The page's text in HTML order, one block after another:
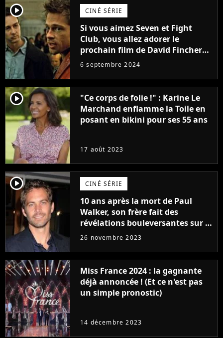
player2 CINÉ SÉRIE
Si vous aimez Seven et Fight
Club, vous allez adorer le
prochain film de David Fincher
avec lequel il se réinvente
complètement
6 septembre 2024
player2
"Ce corps de folie !" : Karine Le
Marchand enflamme la Toile en
posant en bikini pour ses 55 ans
17 août 2023
player2 CINÉ SÉRIE
10 ans après la mort de Paul
Walker, son frère fait des
révélations bouleversantes sur la
réaction des acteurs de Fast and
26 novembre 2023
Miss France 2024 : la gagnante
déjà annoncée ! (Et ce n'est pas
un simple pronostic)
14 décembre 2023